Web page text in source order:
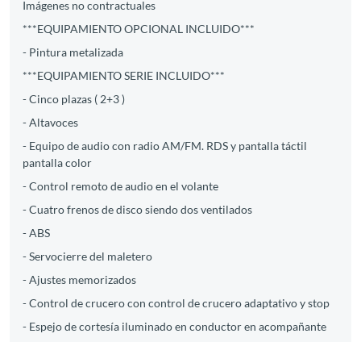
Imágenes no contractuales
***EQUIPAMIENTO OPCIONAL INCLUIDO***
- Pintura metalizada
***EQUIPAMIENTO SERIE INCLUIDO***
- Cinco plazas ( 2+3 )
- Altavoces
- Equipo de audio con radio AM/FM. RDS y pantalla táctil
pantalla color
- Control remoto de audio en el volante
- Cuatro frenos de disco siendo dos ventilados
- ABS
- Servocierre del maletero
- Ajustes memorizados
- Control de crucero con control de crucero adaptativo y stop
- Espejo de cortesía iluminado en conductor en acompañante